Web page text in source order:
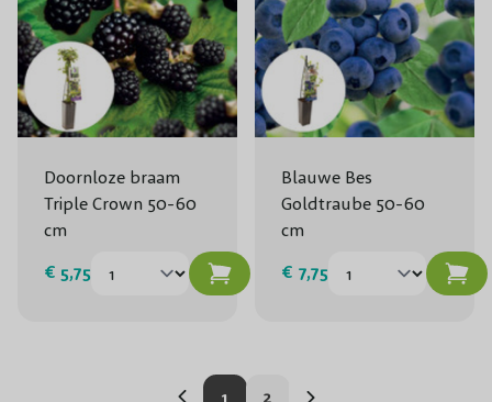
Doornloze braam
Triple Crown 50-60
cm
€ 5,75
Blauwe Bes
Goldtraube 50-60
cm
€ 7,75
U lees momenteel pagina
1 Pagina
2